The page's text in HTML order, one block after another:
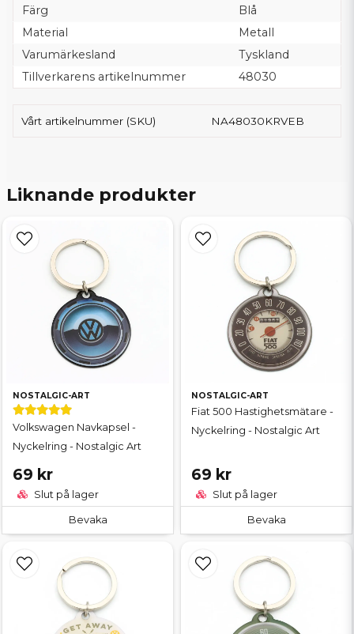
Färg
Blå
Material
Metall
Varumärkesland
Tyskland
Tillverkarens artikelnummer
48030
Vårt artikelnummer (SKU) NA48030KRVEB
Liknande produkter
NOSTALGIC-ART
Volkswagen Navkapsel -
Nyckelring - Nostalgic Art
69 kr
Slut på lager
Bevaka
NOSTALGIC-ART
Fiat 500 Hastighetsmätare -
Nyckelring - Nostalgic Art
69 kr
Slut på lager
Bevaka